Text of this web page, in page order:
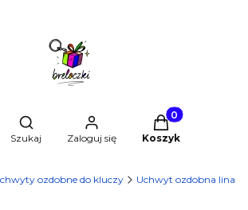
Otwórz wyszukiwarkę
Szukaj Zaloguj się
Produkty w
Koszyk
ozdobne do kluczy Uchwyt ozdobna lina